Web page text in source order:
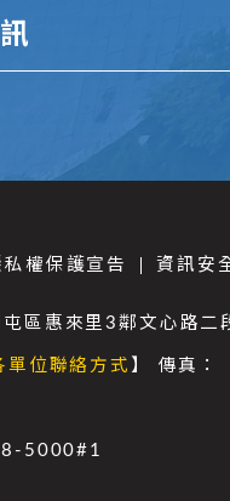
私權保護宣告 資訊安
區惠來里3鄰文心路二
單位聯絡方式 】 傳真：
5000#1